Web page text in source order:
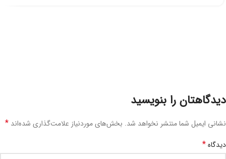
دیدگاهتان را بنویسید
نشانی ایمیل شما منتشر نخواهد شد. بخش‌های موردنیاز علامت‌گذاری شده‌اند *
دیدگاه*